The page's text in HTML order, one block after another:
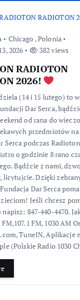
Chicago ,Polonia
2026
382 views
RADIOTON
2026!
(14 i 15 lutego) to
Dar Serca,
od rana do
przedmiotów
Serca podczas
o godzinie 8 rano
Bądźcie z nami,
licytujcie. Dzięki
Dar Serca
Jeśli chcesz
847-440-4470.
FM, 1030 AM
TuneIN, Aplikacje
(Polskie Radio 1030